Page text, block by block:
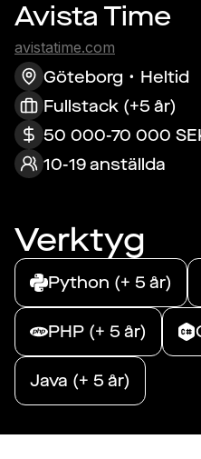
Avista Time
avistatime.com
Göteborg
Heltid
Fullstack (+5 år)
50 000-70 000
10-19 anställda
Verktyg
Python (+ 5 år)
PHP (+ 5 år)
Java (+ 5 år)